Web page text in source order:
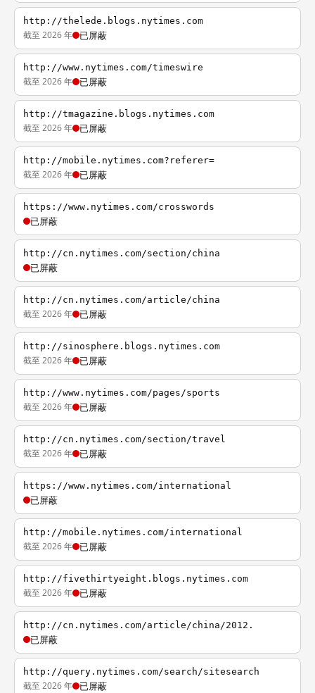
http://thelede.blogs.nytimes.com
截至 2026 年 已屏蔽
http://www.nytimes.com/timeswire
截至 2026 年 已屏蔽
http://tmagazine.blogs.nytimes.com
截至 2026 年 已屏蔽
http://mobile.nytimes.com?referer=
截至 2026 年 已屏蔽
https://www.nytimes.com/crosswords
已屏蔽
http://cn.nytimes.com/section/china
已屏蔽
http://cn.nytimes.com/article/china
截至 2026 年 已屏蔽
http://sinosphere.blogs.nytimes.com
截至 2026 年 已屏蔽
http://www.nytimes.com/pages/sports
截至 2026 年 已屏蔽
http://cn.nytimes.com/section/travel
截至 2026 年 已屏蔽
https://www.nytimes.com/international
已屏蔽
http://mobile.nytimes.com/international
截至 2026 年 已屏蔽
http://fivethirtyeight.blogs.nytimes.com
截至 2026 年 已屏蔽
http://cn.nytimes.com/article/china/2012.
已屏蔽
http://query.nytimes.com/search/sitesearch
截至 2026 年 已屏蔽